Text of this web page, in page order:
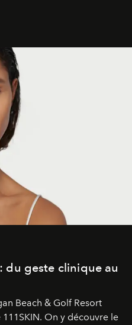
nouveau C5 Aircross a
du geste clinique au
Beach & Golf Resort
On y découvre le